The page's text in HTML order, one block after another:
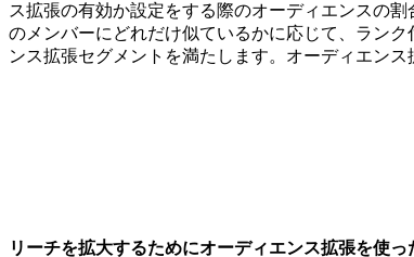
ス拡張の有効か設定をする際のオーディエンスの
のメンバーにどれだけ似ているかに応じて、ラン
ンス拡張セグメントを満たします。オーディエン
リーチを拡大するためにオーディエンス拡張を使っ